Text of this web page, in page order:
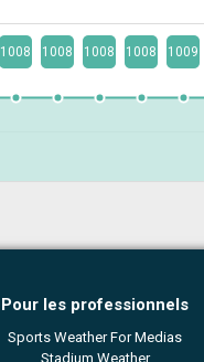
1008 1008 1008 1008 1009
Pour les professionnels
Sports Weather For Medias
Stadium Weather